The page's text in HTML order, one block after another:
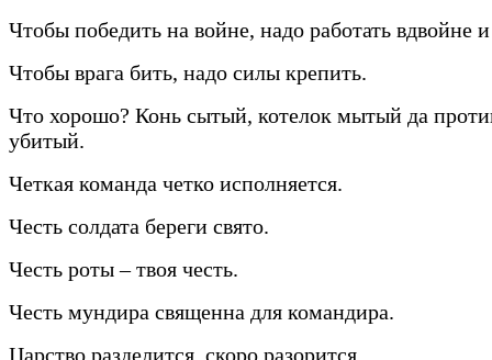
Чтобы победить на войне, надо работать вдвойне
Чтобы врага бить, надо силы крепить.
Что хорошо? Конь сытый, котелок мытый да
убитый.
Четкая команда четко исполняется.
Честь солдата береги свято.
Честь роты – твоя честь.
Честь мундира священна для командира.
Царство разделится, скоро разорится.